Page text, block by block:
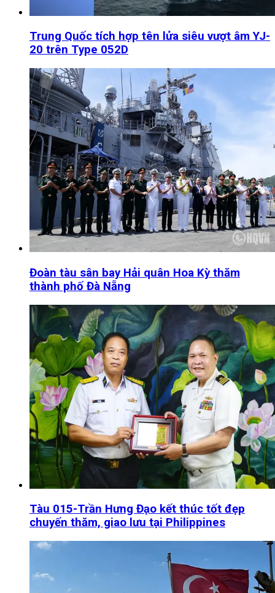
Trung Quốc tích hợp tên lửa siêu vượt âm YJ-
20 trên Type 052D
Đoàn tàu sân bay Hải quân Hoa Kỳ thăm
thành phố Đà Nẵng
Tàu 015-Trần Hưng Đạo kết thúc tốt đẹp
chuyến thăm, giao lưu tại Philippines